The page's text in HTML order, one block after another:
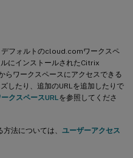
デフォルトのcloud.comワークスペ
にインストールされたCitrix
ワークスペースにアクセスできる
したり、追加のURLを追加したりで
ークスペースURLを参照してくださ
法については、 ユーザーアクセス